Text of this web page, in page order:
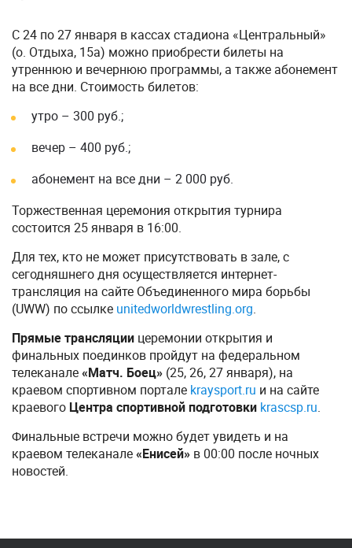
С 24 по 27 января в кассах стадиона «Центральный»
(о. Отдыха, 15а) можно приобрести билеты на
утреннюю и вечернюю программы, а также абонемент
на все дни. Стоимость билетов:
утро – 300 руб.;
вечер – 400 руб.;
абонемент на все дни – 2 000 руб.
Торжественная церемония открытия турнира
состоится 25 января в 16:00.
Для тех, кто не может присутствовать в зале, с
сегодняшнего дня осуществляется интернет-
трансляция на сайте Объединенного мира борьбы
(UWW) по ссылке unitedworldwrestling.org.
Прямые трансляции церемонии открытия и
финальных поединков пройдут на федеральном
телеканале«Матч. Боец» (25, 26, 27 января), на
краевом спортивном портале kraysport.ru и на сайте
краевого Центра спортивной подготовки krascsp.ru.
Финальные встречи можно будет увидеть и на
краевом телеканале«Енисей» в 00:00 после ночных
новостей.